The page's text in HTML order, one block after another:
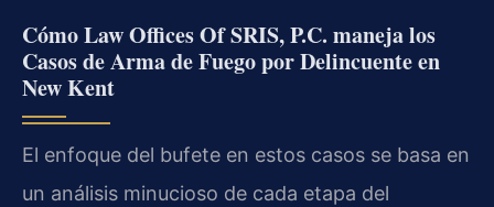
Cómo Law Offices Of SRIS, P.C. maneja los
Casos de Arma de Fuego por Delincuente en
New Kent
El enfoque del bufete en estos casos se basa en
un análisis minucioso de cada etapa del